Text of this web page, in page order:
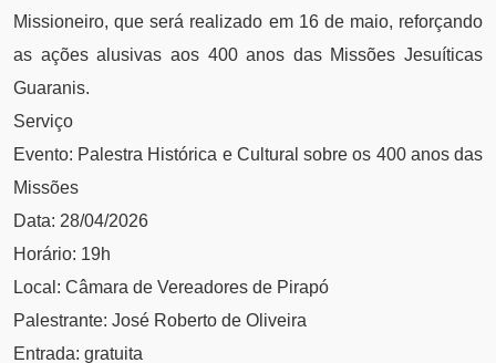
Missioneiro, que será realizado em 16 de maio, reforçando
as ações alusivas aos 400 anos das Missões Jesuíticas
Guaranis.
Serviço
Evento: Palestra Histórica e Cultural sobre os 400 anos das
Missões
Data: 28/04/2026
Horário: 19h
Local: Câmara de Vereadores de Pirapó
Palestrante: José Roberto de Oliveira
Entrada: gratuita